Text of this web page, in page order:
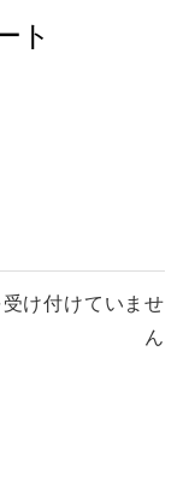
け付けていませ
ん